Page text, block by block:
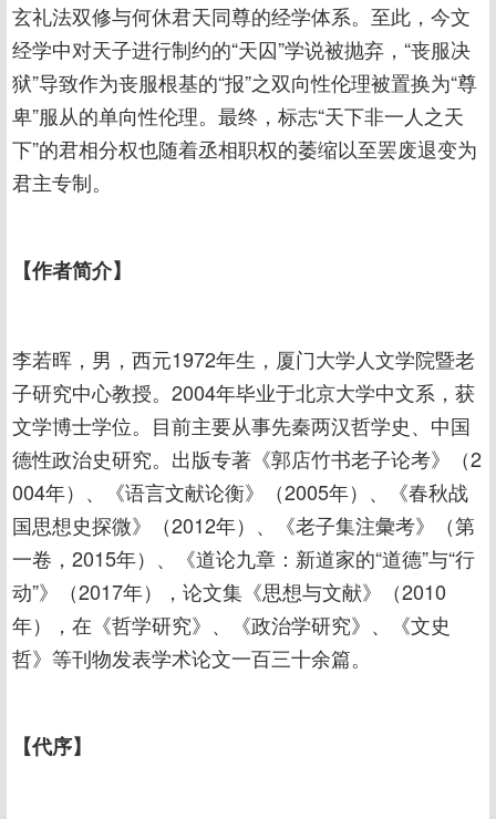
玄礼法双修与何休君天同尊的经学体系。至此，今文
经学中对天子进行制约的“天囚”学说被抛弃，“丧服决
狱”导致作为丧服根基的“报”之双向性伦理被置换为“尊
卑”服从的单向性伦理。最终，标志“天下非一人之天
下”的君相分权也随着丞相职权的萎缩以至罢废退变为
君主专制。
【作者简介】
李若晖，男，西元1972年生，厦门大学人文学院暨老
子研究中心教授。2004年毕业于北京大学中文系，获
文学博士学位。目前主要从事先秦两汉哲学史、中国
德性政治史研究。出版专著《郭店竹书老子论考》（2
004年）、《语言文献论衡》（2005年）、《春秋战
国思想史探微》（2012年）、《老子集注彙考》（第
一卷，2015年）、《道论九章：新道家的“道德”与“行
动”》（2017年），论文集《思想与文献》（2010
年），在《哲学研究》、《政治学研究》、《文史
哲》等刊物发表学术论文一百三十余篇。
【代序】